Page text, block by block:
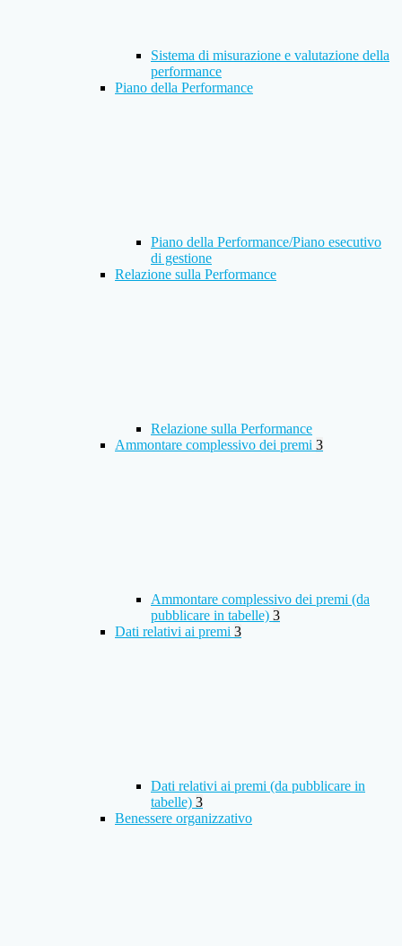
Sistema di misurazione e valutazione della
performance
Piano della Performance
Piano della Performance/Piano esecutivo
di gestione
Relazione sulla Performance
Relazione sulla Performance
Ammontare complessivo dei premi 3
Ammontare complessivo dei premi (da
pubblicare in tabelle) 3
Dati relativi ai premi 3
Dati relativi ai premi (da pubblicare in
tabelle) 3
Benessere organizzativo